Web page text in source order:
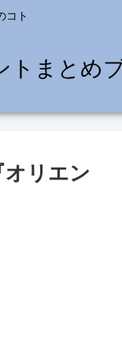
コト
トまとめ
リエン